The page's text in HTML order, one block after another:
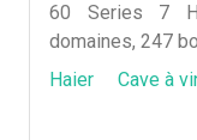
60 Series 7
domaines, 247
Haier
Cave à